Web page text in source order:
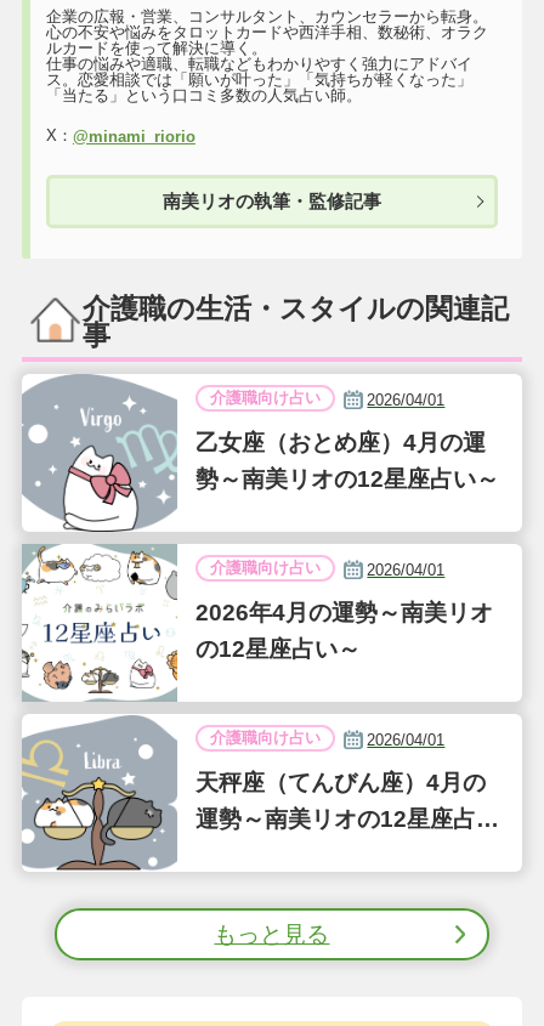
企業の広報・営業、コンサルタント、カウンセラーから転身。
心の不安や悩みをタロットカードや西洋手相、数秘術、オラク
ルカードを使って解決に導く。
仕事の悩みや適職、転職などもわかりやすく強力にアドバイ
ス。恋愛相談では「願いが叶った」「気持ちが軽くなった」
「当たる」という口コミ多数の人気占い師。
X： @minami_riorio
南美リオの執筆・監修記事
介護職の生活・スタイルの関連記
事
介護職向け占い 2026/04/01
乙女座（おとめ座）4月の運
勢～南美リオの12星座占い～
介護職向け占い 2026/04/01
2026年4月の運勢～南美リオ
の12星座占い～
介護職向け占い 2026/04/01
天秤座（てんびん座）4月の
運勢～南美リオの12星座占い
もっと見る